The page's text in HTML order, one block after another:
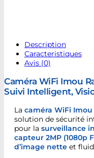
Description
Caracteristiques
Avis (0)
Caméra WiFi Imou
Suivi Intelligent,
La caméra WiFi Imou
solution de sécurité
pour la surveillance
capteur 2MP (1080p
d’image nette et